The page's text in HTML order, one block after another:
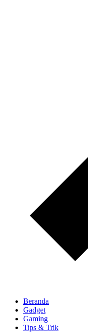
Beranda
Gadget
Gaming
Tips & Trik